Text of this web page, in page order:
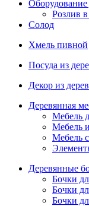
Розлив
Солод
Хмель пивной
Посуда из
Декор из
Деревянная
Мебель
Мебель
Мебель
Деревянные
Бочки
Бочки
Бочки